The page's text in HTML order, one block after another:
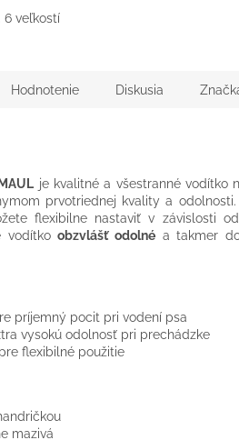
6 veľkostí
Hodnotenie Diskusia
je kvalitné a všestranné vodítko
prvotriednej kvality a
flexibilne nastaviť v závislosti
vodítkoobzvlášť odolné a takmer
príjemný pocit pri vodení psa
vysokú odolnosť pri prechádzke
flexibilné použitie
mazivá